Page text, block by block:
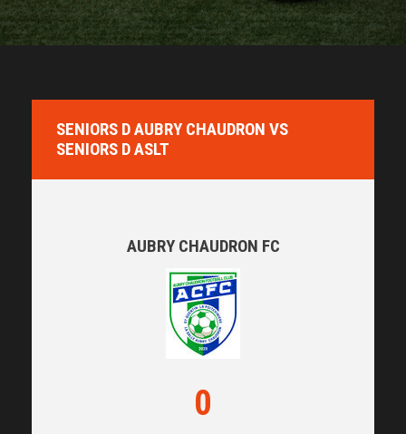
SENIORS D AUBRY CHAUDRON VS
SENIORS D ASLT
AUBRY CHAUDRON FC
0